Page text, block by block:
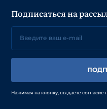
Подписаться на
Нажимая на кнопку, вы даете